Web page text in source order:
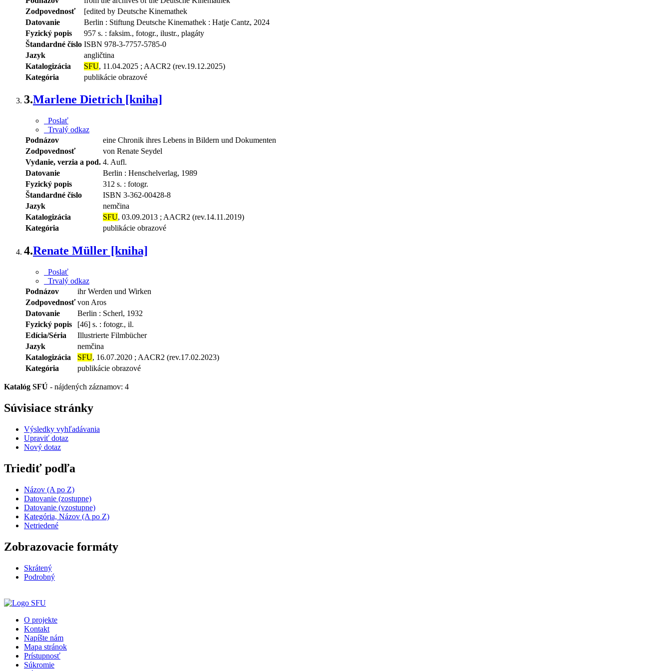
Zodpovednosť
[edited by Deutsche Kinemathek
Datovanie
Berlin : Stiftung Deutsche Kinemathek : Hatje Cantz, 2024
Fyzický popis
957 s. : faksim., fotogr., ilustr., plagáty
Štandardné číslo ISBN 978-3-7757-5785-0
Jazyk
angličtina
Katalogizácia
SFU, 11.04.2025 ; AACR2 (rev.19.12.2025)
Kategória
publikácie obrazové
3.Marlene Dietrich [kniha]
Poslať
Trvalý odkaz
Podnázov
eine Chronik ihres Lebens in Bildern und Dokumenten
Zodpovednosť
von Renate Seydel
Vydanie, verzia a pod. 4. Aufl.
Datovanie
Berlin : Henschelverlag, 1989
Fyzický popis
312 s. : fotogr.
Štandardné číslo
ISBN 3-362-00428-8
Jazyk
nemčina
Katalogizácia
SFU, 03.09.2013 ; AACR2 (rev.14.11.2019)
Kategória
publikácie obrazové
4.Renate Müller [kniha]
Poslať
Trvalý odkaz
Podnázov
ihr Werden und Wirken
Zodpovednosť von Aros
Datovanie
Berlin : Scherl, 1932
Fyzický popis
[46] s. : fotogr., il.
Edícia/Séria
Illustrierte Filmbücher
Jazyk
nemčina
Katalogizácia
SFU, 16.07.2020 ; AACR2 (rev.17.02.2023)
Kategória
publikácie obrazové
Katalóg SFÚ - nájdených záznamov: 4
Súvisiace stránky
Výsledky vyhľadávania
Upraviť dotaz
Nový dotaz
Triediť podľa
Názov (A po Z)
Datovanie (zostupne)
Datovanie (vzostupne)
Kategória, Názov (A po Z)
Netriedené
Zobrazovacie formáty
Skrátený
Podrobný
O projekte
Kontakt
Napíšte nám
Mapa stránok
Prístupnosť
Súkromie